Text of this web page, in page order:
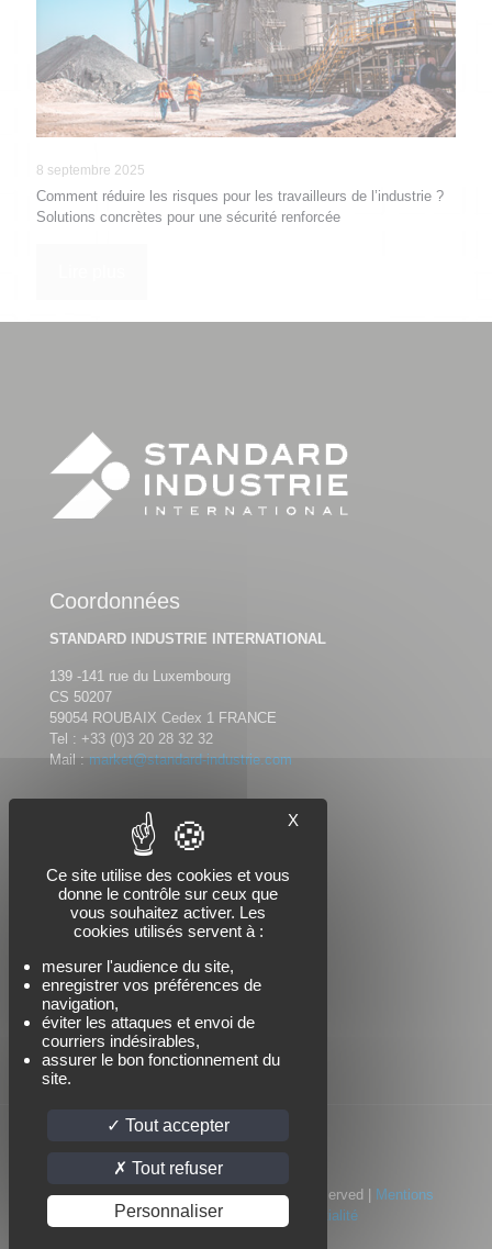
8 septembre 2025
Comment réduire les risques pour les travailleurs de l’industrie ?
Solutions concrètes pour une sécurité renforcée
Coordonnées
STANDARD INDUSTRIE INTERNATIONAL
139 -141 rue du Luxembourg
CS 50207
59054 ROUBAIX Cedex 1 FRANCE
Tel : +33 (0)3 20 28 32 32
Mail : market@standard-industrie.com
Nous suivre
© 2022 Standard Industrie | All Rights Reserved |
Mentions
légales|Politique de confidentialité
X
Ce site utilise des cookies et vous
donne le contrôle sur ceux que
vous souhaitez activer. Les
cookies utilisés servent à :
mesurer l'audience du site,
enregistrer vos préférences de
navigation,
éviter les attaques et envoi de
courriers indésirables,
assurer le bon fonctionnement du
site.
Tout accepter
Tout refuser
Personnaliser